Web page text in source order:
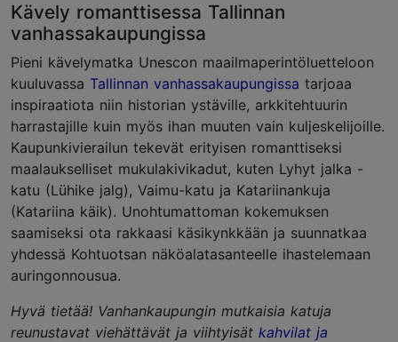
Kävely romanttisessa Tallinnan
vanhassakaupungissa
Pieni kävelymatka Unescon maailmaperintöluetteloon
kuuluvassa Tallinnan vanhassakaupungissa tarjoaa
inspiraatiota niin historian ystäville, arkkitehtuurin
harrastajille kuin myös ihan muuten vain kuljeskelijoille.
Kaupunkivierailun tekevät erityisen romanttiseksi
maalaukselliset mukulakivikadut, kuten Lyhyt jalka -
katu (Lühike jalg), Vaimu-katu ja Katariinankuja
(Katariina käik). Unohtumattoman kokemuksen
saamiseksi ota rakkaasi käsikynkkään ja suunnatkaa
yhdessä Kohtuotsan näköalatasanteelle ihastelemaan
auringonnousua.
Hyvä tietää! Vanhankaupungin mutkaisia katuja
reunustavat viehättävät ja viihtyisät kahvilat ja